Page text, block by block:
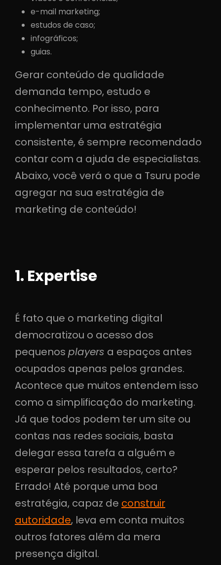
e-mail marketing;
estudos de caso;
infográficos;
guias.
Gerar conteúdo de qualidade
demanda tempo, estudo e
conhecimento. Por isso, para
implementar uma estratégia
consistente, é sempre recomendado
contar com a ajuda de especialistas.
Abaixo, você verá o que a Tsuru pode
agregar na sua estratégia de
marketing de conteúdo!
1. Expertise
É fato que o marketing digital
democratizou o acesso dos
pequenos players a espaços antes
ocupados apenas pelos grandes.
Acontece que muitos entendem isso
como a simplificação do marketing.
Já que todos podem ter um site ou
contas nas redes sociais, basta
delegar essa tarefa a alguém e
esperar pelos resultados, certo?
Errado! Até porque uma boa
estratégia, capaz de construir
autoridade, leva em conta muitos
outros fatores além da mera
presença digital.